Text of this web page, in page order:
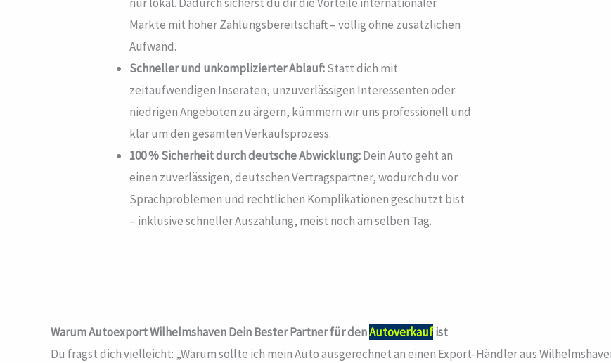
Märkte mit hoher Zahlungsbereitschaft – völlig ohne zusätzlichen
Aufwand.
Schneller und unkomplizierter Ablauf:Statt dich mit
zeitaufwendigen Inseraten, unzuverlässigen Interessenten oder
niedrigen Angeboten zu ärgern, kümmern wir uns professionell und
klar um den gesamten Verkaufsprozess.
100 % Sicherheit durch deutsche Abwicklung:Dein Auto geht an
einen zuverlässigen, deutschen Vertragspartner, wodurch du vor
Sprachproblemen und rechtlichen Komplikationen geschützt bist
– inklusive schneller Auszahlung, meist noch am selben Tag.
Warum Autoexport WilhelmshavenDein Bester Partner für denAutoverkaufist
Du fragst dich vielleicht: „Warum sollte ich mein Auto ausgerechnet an einen Export-Händler aus